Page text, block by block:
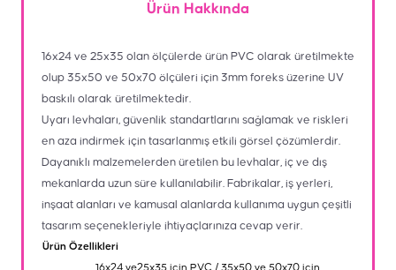
Ürün Hakkında
16x24 ve 25x35 olan ölçülerde ürün PVC olarak üretilmekte
olup 35x50 ve 50x70 ölçüleri için 3mm foreks üzerine UV
baskılı olarak üretilmektedir.
Uyarı levhaları, güvenlik standartlarını sağlamak ve riskleri
en aza indirmek için tasarlanmış etkili görsel çözümlerdir.
Dayanıklı malzemelerden üretilen bu levhalar, iç ve dış
mekanlarda uzun süre kullanılabilir. Fabrikalar, iş yerleri,
inşaat alanları ve kamusal alanlarda kullanıma uygun çeşitli
tasarım seçenekleriyle ihtiyaçlarınıza cevap verir.
Ürün Özellikleri